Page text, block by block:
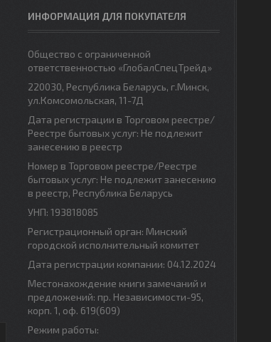
ИНФОРМАЦИЯ ДЛЯ ПОКУПАТЕЛЯ
Общество с ограниченной
ответственностью «ГлобалСпецТрейд»
220030, Республика Беларусь, г.Минск,
ул.Комсомольская, 11-7Д
Дата регистрации в Торговом реестре/
Реестре бытовых услуг: Не подлежит
занесению в реестр
Номер в Торговом реестре/Реестре
бытовых услуг: Не подлежит занесению
в реестр, Республика Беларусь
УНП: 193818085
Регистрационный орган: Минский
городской исполнительный комитет
Дата регистрации компании: 04.12.2024
Местонахождение книги замечаний и
предложений: пр. Независимости-95,
корп. 1, оф. 619(609)
Режим работы: